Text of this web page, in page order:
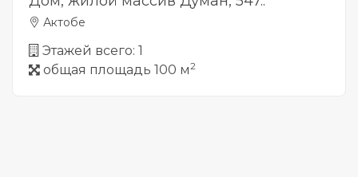
Актобе
Этажей всего: 1
общая площадь 100 м2